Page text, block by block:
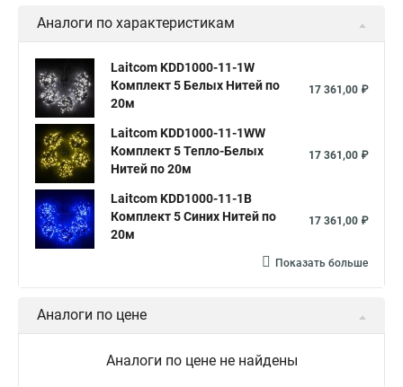
Аналоги по характеристикам
Laitcom KDD1000-11-1W
Комплект 5 Белых Нитей по
20м
17 361,00 ₽
Laitcom KDD1000-11-1WW
Комплект 5 Тепло-Белых
Нитей по 20м
17 361,00 ₽
Laitcom KDD1000-11-1B
Комплект 5 Синих Нитей по
20м
17 361,00 ₽
Показать больше
Аналоги по цене
Аналоги по цене не найдены